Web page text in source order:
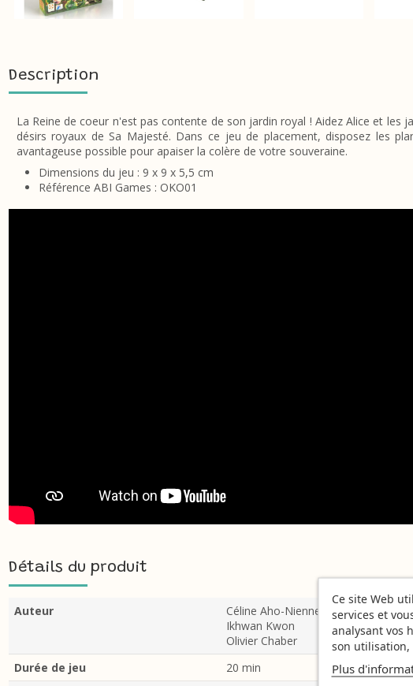
Description
La Reine de coeur n'est pas contente de son jardin royal ! Aidez Alice et les
désirs royaux de Sa Majesté. Dans ce jeu de placement, disposez les
avantageuse possible pour apaiser la colère de votre souveraine.
Dimensions du jeu : 9 x 9 x 5,5 cm
Référence ABI Games : OKO01
Détails du produit
Auteur
Céline Aho-Nienne
Ikhwan Kwon
Olivier Chaber
Durée de jeu
20 min
Ce site Web
services et
analysant vos
son utilisation,
Plus